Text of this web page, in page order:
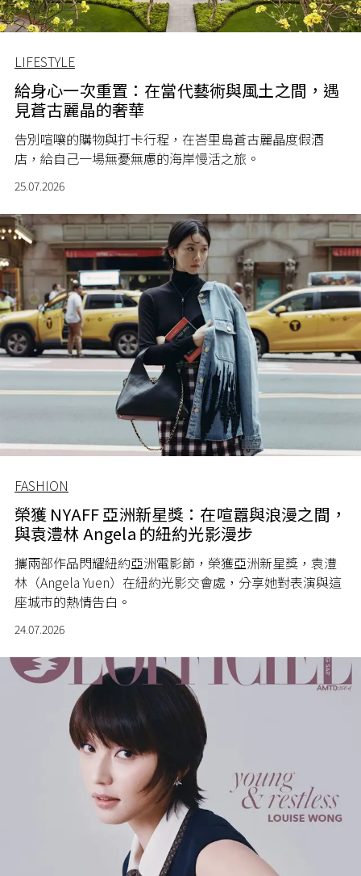
LIFESTYLE
給身心一次重置：在當代藝術與風土之間，遇
見蒼古麗晶的奢華
告別喧嚷的購物與打卡行程，在峇里島蒼古麗晶度假酒
店，給自己一場無憂無慮的海岸慢活之旅。
25.07.2026
FASHION
榮獲 NYAFF 亞洲新星獎：在喧囂與浪漫之間，
與袁澧林 Angela 的紐約光影漫步
攜兩部作品閃耀紐約亞洲電影節，榮獲亞洲新星獎，袁澧
林（Angela Yuen）在紐約光影交會處，分享她對表演與這
座城市的熱情告白。
24.07.2026